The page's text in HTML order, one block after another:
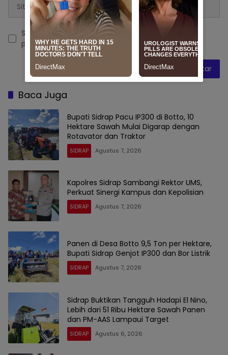
Simpan nama, email, dan situs web saya pada
peramban ini untuk komentar saya berikutnya.
Baca Juga
Bupati Sidrap Pacu IP300 di Botto, 10
Hektare Sawah Mulai Digarap dengan
Rotavator dan Traktor
SIDRAP Agustus 7, 2026
Kapolres Sidrap Sambangi Rektor UMS,
Perkuat Sinergi Kampus dan Kepolisian
SIDRAP Agustus 7, 2026
Panen di Desa Botto 9,5 Ton per Hektare,
Bupati Sidrap Genjot IP300 dan Bor Listrik
SIDRAP Agustus 7, 2026
Sidrap Buktikan Tangguh Hadapi El Nino,
Lebih dari 51 Ribu Hektare Sawah Panen
dan PM-AAS Lampaui Target
SIDRAP Agustus 6, 2026